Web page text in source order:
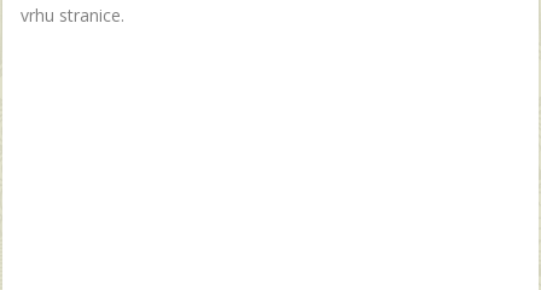
vrhu stranice.